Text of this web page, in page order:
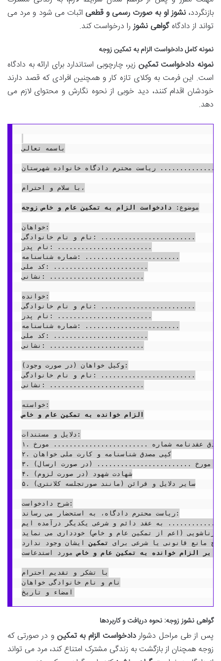
بازنگردد،نشوز او به صورت رسمی و قطعیاثبات می شود و مرد می
تواند از دادگاهگواهی نشوزرا درخواست کند.
نمونه کامل دادخواست الزام به تمکین زوجه
نمونه دادخواست تمکین زیر، چارچوبی استاندارد برای ارائه به دادگاه
است. این فرمت به وکلای تازه کار و همچنین افرادی که قصد دارند
خودشان اقدام کنند، دید خوبی از نحوه نگارش و محتوای لازم می
دهد.
باسمه تعالی
ریاست محترم دادگاه خانواده شهرستان ........................
با سلام و احترام،
موضوع: دادخواست الزام به تمکین عام و خاص زوجه
خواهان:
نام و نام خانوادگی: ........................
نام پدر: ........................
شماره شناسنامه: ........................
کد ملی: ........................
نشانی: ........................
خوانده:
نام و نام خانوادگی: ........................
نام پدر: ........................
شماره شناسنامه: ........................
کد ملی: ........................
نشانی: ........................
وکیل خواهان (در صورت وجود):
نام و نام خانوادگی: ........................
نشانی: ........................
الزام خوانده به تمکین عام و خاص
دلایل و مستندات:
۱. کپی مصدق عقدنامه شماره ........................ مورخ ........................
۲. کپی مصدق شناسنامه و کارت ملی خواهان
۳. کپی مصدق اظهارنامه قضایی شماره ........................ مورخ ........................ (در صورت ارسال)
۴. شهادت شهود (در صورت لزوم)
۵. سایر دلایل و قرائن (مانند صورتجلسه کلانتری)
شرح دادخواست:
ریاست محترم دادگاه، به استحضار می رساند:
به عقد دائم و شرعی یکدیگر درآمده ایم.
(اعم از تمکین عام و خاص) خودداری می نماید.
مانع قانونی یا شرعی برای
تمکین ایشان وجود ندارد.
بر الزام خوانده به تمکین عام و خاص مورد استدعاست.
با تشکر و تقدیم احترام
نام و نام خانوادگی خواهان
گواهی نشوز زوجه: نحوه دریافت و کاربردها
پس از طی مراحل دشواردادخواست الزام به تمکین و در صورتی که
زوجه همچنان از بازگشت به زندگی مشترک امتناع کند، مرد می تواند